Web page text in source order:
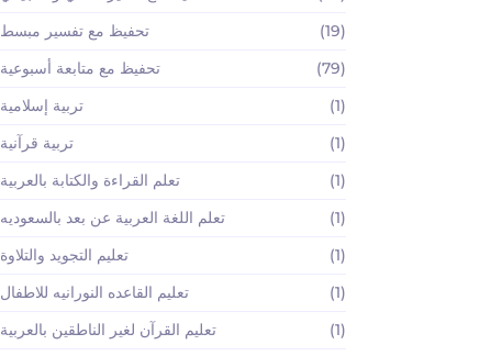
تحفيظ مع تفسير مبسط
(19)
تحفيظ مع متابعة أسبوعية
(79)
تربية إسلامية
(1)
تربية قرآنية
(1)
تعلم القراءة والكتابة بالعربية
(1)
تعلم اللغة العربية عن بعد بالسعوديه
(1)
تعليم التجويد والتلاوة
(1)
تعليم القاعده النورانيه للاطفال
(1)
تعليم القرآن لغير الناطقين بالعربية
(1)